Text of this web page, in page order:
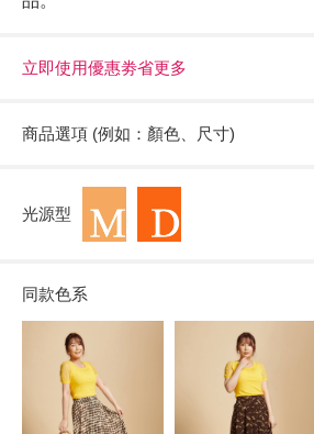
立即使用優惠劵省更多
商品選項 (例如：顏色、尺寸)
光源型
同款色系